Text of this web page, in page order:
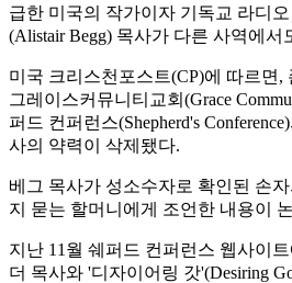
급한 미국의 작가이자 기독교 라디
(Alistair Begg) 목사가 다른 사역에서
미국 크리스천포스트(CP)에 따르면,
그레이스커뮤니티교회(Grace
퍼드 컨퍼런스(Shepherd's
사의 약력이 삭제됐다.
베그 목사가 성소수자로 확인된 손
지 묻는 할머니에게 조언한 내용이
지난 11월 쉐퍼드 컨퍼런스 웹사이
더 목사와 '디자이어링 갓'(Desiring